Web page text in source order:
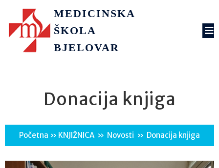
MEDICINSKA
ŠKOLA
BJELOVAR
Donacija knjiga
Početna » KNJIŽNICA » Novosti » Donacija knjiga